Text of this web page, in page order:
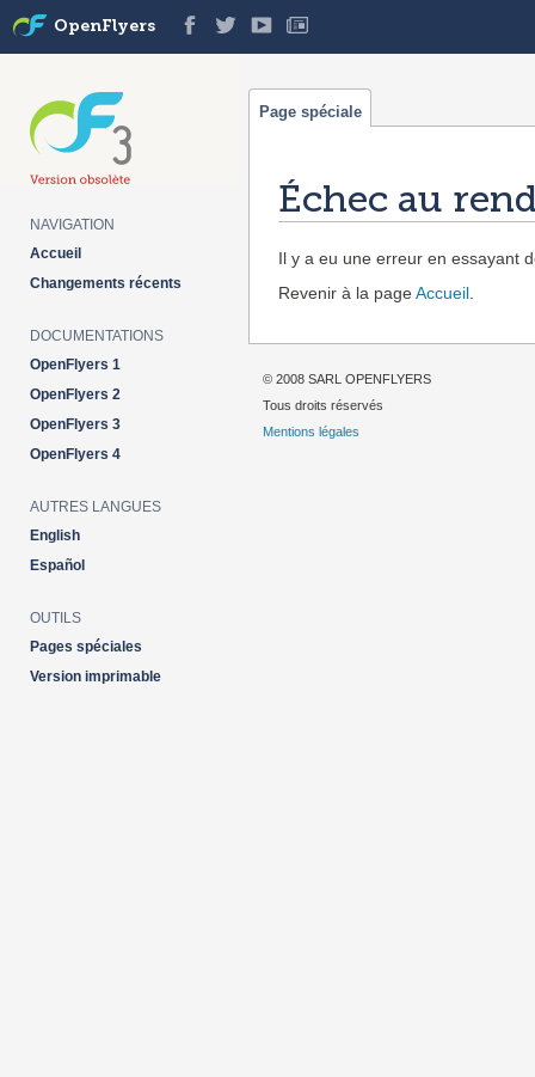
Échec au
Il y a eu une erreur en essayant
Revenir à la pageAccueil
Page spéciale
OpenFlyers
NAVIGATION
Accueil
Changements récents
DOCUMENTATIONS
OpenFlyers 1
OpenFlyers 2
OpenFlyers 3
OpenFlyers 4
AUTRES LANGUES
English
Español
OUTILS
Pages spéciales
Version imprimable
© 2008 SARL OPENFLYERS
Tous droits réservés
Mentions légales